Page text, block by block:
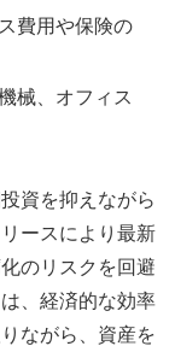
費用や保険の
械、オフィス
資を抑えながら
ースにより最新
のリスクを回避
、経済的な効率
ながら、資産を